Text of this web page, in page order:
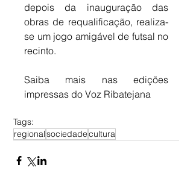
depois da inauguração das
obras de requalificação, realiza-
se um jogo amigável de futsal no
recinto.
Saiba mais nas edições
impressas do Voz Ribatejana
Tags:
regionalsociedadecultura